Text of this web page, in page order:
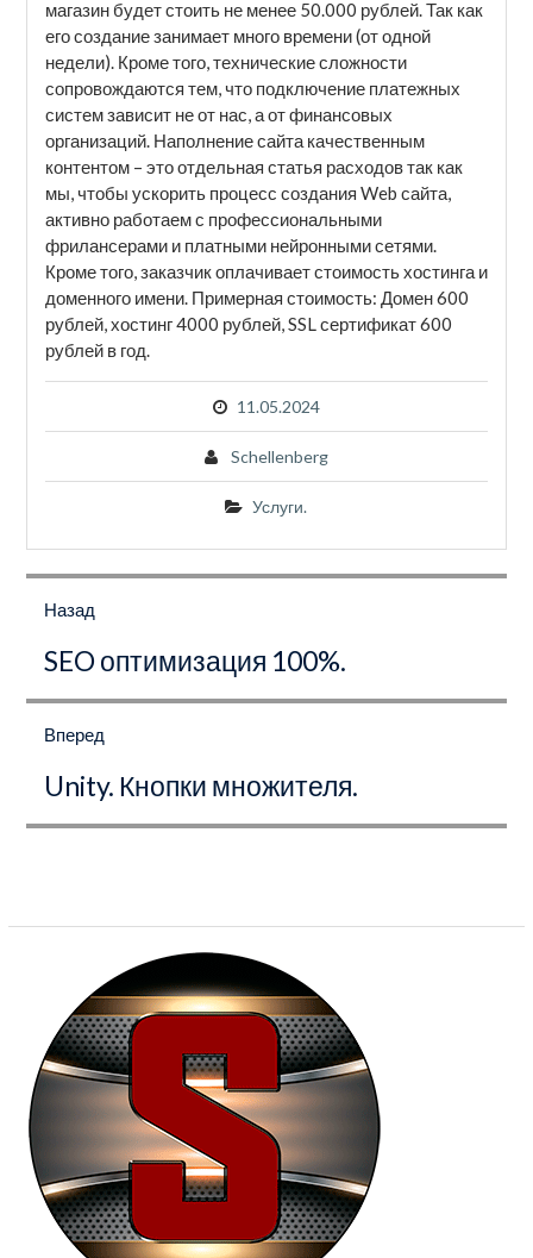
магазин будет стоить не менее 50.000 рублей. Так как
его создание занимает много времени (от одной
недели). Кроме того, технические сложности
сопровождаются тем, что подключение платежных
систем зависит не от нас, а от финансовых
организаций. Наполнение сайта качественным
контентом – это отдельная статья расходов так как
мы, чтобы ускорить процесс создания Web сайта,
активно работаем с профессиональными
фрилансерами и платными нейронными сетями.
Кроме того, заказчик оплачивает стоимость хостинга и
доменного имени. Примерная стоимость: Домен 600
рублей, хостинг 4000 рублей, SSL сертификат 600
рублей в год.
11.05.2024
Schellenberg
Услуги.
Навигация
поНазад
запись:
SEO оптимизация 100%.
Вперед
запись:
Unity. Кнопки множителя.